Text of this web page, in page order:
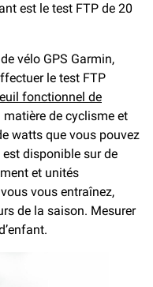
est le test FTP de 20
vélo GPS Garmin,
le test FTP
fonctionnel de
matière de cyclisme et
watts que vous pouvez
disponible sur de
et unités
vous entraînez,
de la saison. Mesurer